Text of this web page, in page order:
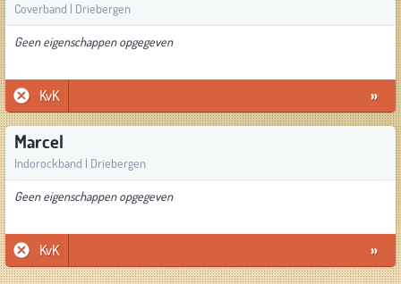
Coverband | Driebergen
Geen eigenschappen opgegeven
KvK »
Marcel
Indorockband | Driebergen
Geen eigenschappen opgegeven
KvK »